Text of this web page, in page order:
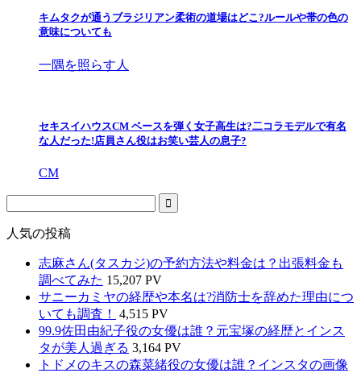
キムタクが通うブラジリアン柔術の道場はどこ?ルールや帯の色の
意味についても
一隅を照らす人
セキスイハウスCM ベースを弾く女子高生は?二コラモデルで有名
な人だった!店員さん役はお笑い芸人の息子?
CM
人気の投稿
志麻さん(タスカジ)の予約方法や料金は？出張料金も
調べてみた 15,207 PV
サニーカミヤの経歴や本名は?消防士を辞めた理由につ
いても調査！
4,515 PV
99.9佐田由紀子役の女優は誰？元宝塚の経歴とインス
タが美人過ぎる 3,164 PV
トドメのキスの森菜緒役の女優は誰？インスタの画像